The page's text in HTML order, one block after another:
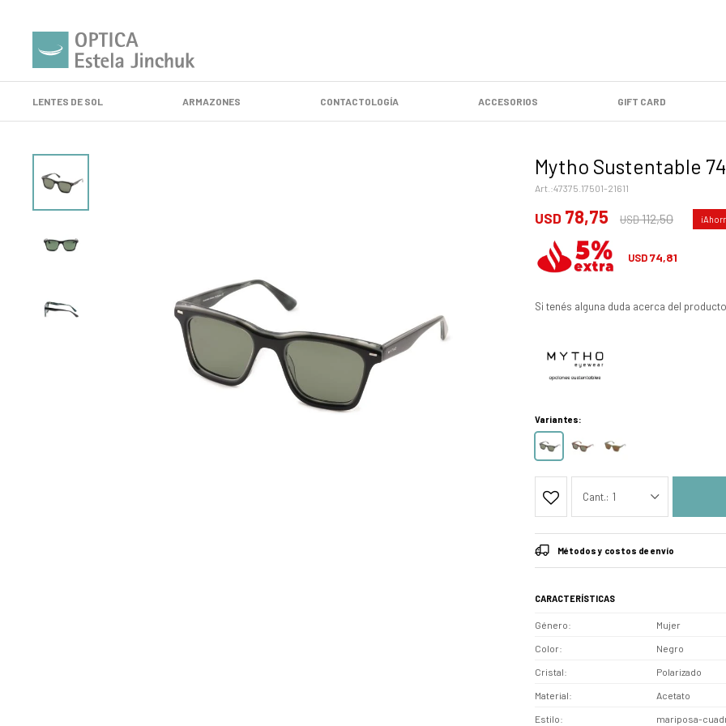
LENTES DE SOL ARMAZONES CONTACTOLOGÍA ACCESORIOS GIFT CARD
Mytho Sustentable
47375.17501-21611
USD 78,75 USD112,50
USD74,81
Si tenés alguna duda acerca del
Variantes:
1
Métodos y costos de envío
CARACTERÍSTICAS
Género Mujer
Color Negro
Cristal Polarizado
Material Acetato
Estilo mariposa-